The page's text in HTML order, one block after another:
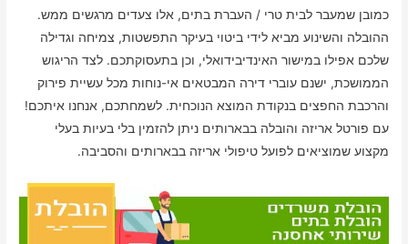
כמובן שמעבר לבית טרי / העברת בתים, אלו צעדים מרגשים ממש.
ההובלה והשינוע מביא לידי ביטוי בעיקר התפשטות, צמיחה וגדילה
שלכם אפילו במישור האינדיבידואלי, וכן בתעסוקתכם. לצד הריגוש
הממושכת, ישנם עוברי דירה המבטאים אי-נוחות מכל עשיית פירוק
והרכבת החפצים בנקודת המוצא הנוכחית. לשמחתכם, אנחנו איתכם!
עם פורטל אריזה והובלה בבארותים ניתן להזמין בלי בעיות בעלי
מקצוע שמוציאים לפועל טיפולי אריזה בבארותים והסביבה.